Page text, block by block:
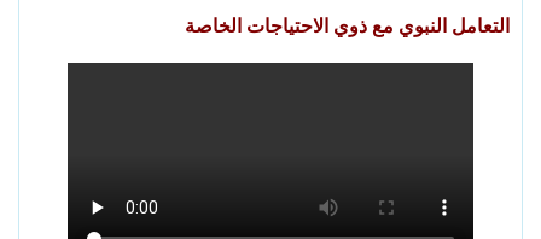
التعامل النبوي مع ذوي الاحتياجات الخاصة